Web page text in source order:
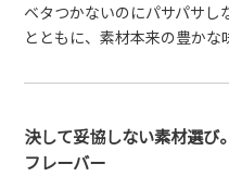
ベタつかないのにパサパサ
とともに、素材本来の豊かな
決して妥協しない素材選び
フレーバー